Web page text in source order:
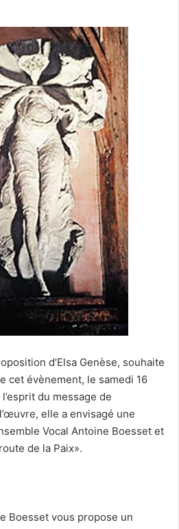
d’Elsa Genèse, souhaite
cet évènement, le samedi 16
du message de
elle a envisagé une
Vocal Antoine Boesset et
de la Paix».
Boesset vous propose un